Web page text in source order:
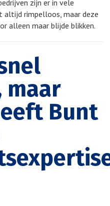
zijn er in vele
altijd rimpelloos, maar deze
alleen maar blijde blikken.
maar
Bunt